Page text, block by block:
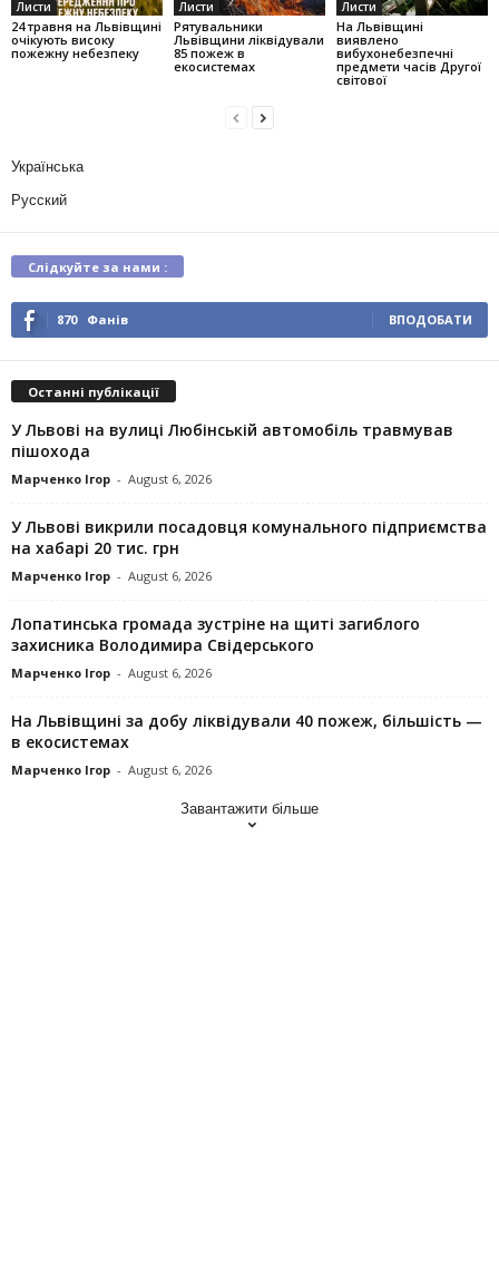
Листи
24 травня на Львівщині
очікують високу
пожежну небезпеку
Листи
Рятувальники
Львівщини ліквідували
85 пожеж в
екосистемах
Листи
На Львівщині
виявлено
вибухонебезпечні
предмети часів Другої
світової
Українська
Русский
Слідкуйте за нами :
870 Фанів ВПОДОБАТИ
Останні публікації
У Львові на вулиці Любінській автомобіль травмував
пішохода
Марченко Ігор - August 6, 2026
У Львові викрили посадовця комунального підприємства
на хабарі 20 тис. грн
Марченко Ігор - August 6, 2026
Лопатинська громада зустріне на щиті загиблого
захисника Володимира Свідерського
Марченко Ігор - August 6, 2026
На Львівщині за добу ліквідували 40 пожеж, більшість —
в екосистемах
Марченко Ігор - August 6, 2026
Завантажити більше